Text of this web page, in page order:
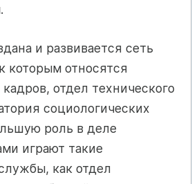
и развивается сеть
которым относятся
отдел технического
социологических
роль в деле
играют такие
как отдел